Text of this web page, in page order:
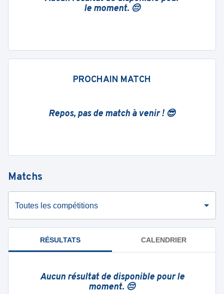
le moment. 😔
PROCHAIN MATCH
Repos, pas de match à venir ! 😎
Matchs
Toutes les compétitions
RÉSULTATS CALENDRIER
Aucun résultat de disponible pour le
moment. 😔